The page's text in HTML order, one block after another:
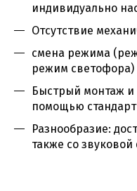
индивидуально
Отсутствие
смена режима
режим светофора)
Быстрый монтаж и
помощью
Разнообразие:
также со